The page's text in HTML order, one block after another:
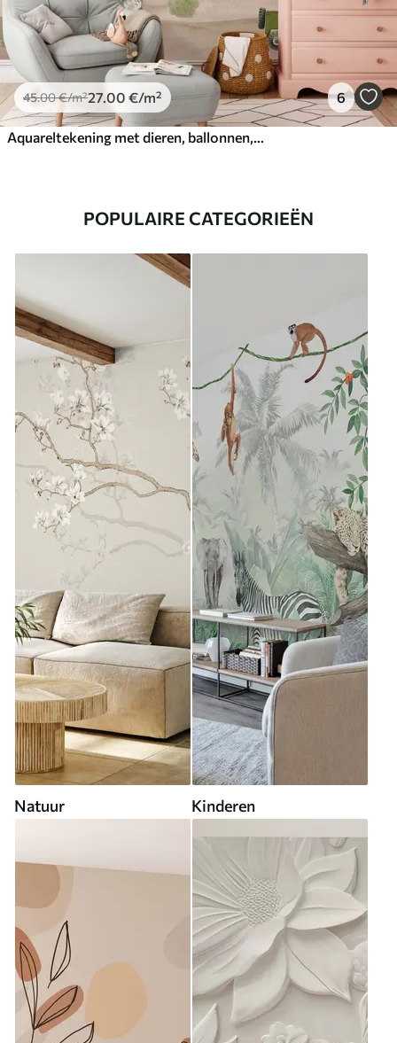
45.00€/m²27 .00 €/m² 6
POPULAIRE CATEGORIEËN
Natuur Kinderen